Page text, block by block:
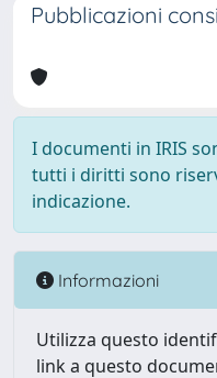
Pubblicazioni
I documenti in IRIS
tutti i diritti sono
indicazione.
Informazioni
Utilizza questo
link a questo